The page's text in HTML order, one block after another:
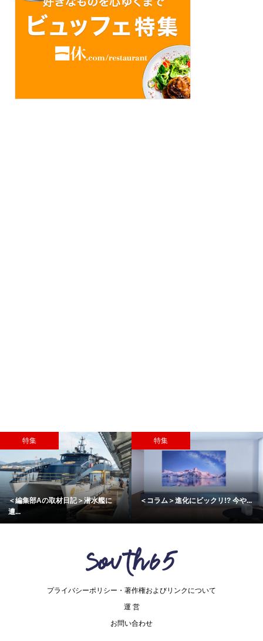
特集
＜編集部Aの取材日記＞潜水艦に
遭...
特集
＜コラム＞進化にビックリ!? 今や...
プライバシーポリシー・著作権およびリンクについて
運 営
お問い合わせ